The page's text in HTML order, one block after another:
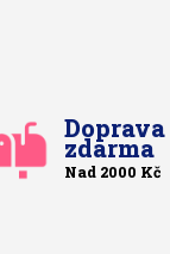
Doprava
zdarma
Nad 2000 Kč